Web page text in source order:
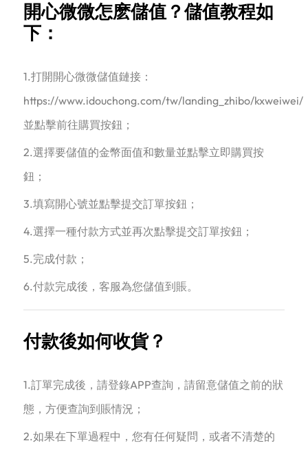
開心微微怎麽儲值？儲值教程如
下：
1.打開開心微微儲值鏈接：
https://www.idouchong.com/tw/landing_zhibo/kxweiwei/
並點擊前往購買按鈕；
2.選擇要儲值的金幣面值和數量並點擊立即購買按
鈕；
3.填寫開心號並點擊提交訂單按鈕；
4.選擇一種付款方式並再次點擊提交訂單按鈕；
5.完成付款；
6.付款完成後，客服為您儲值到賬。
付款後如何收貨？
1.訂單完成後，請登錄APP查詢，請留意儲值之前的狀
態，方便查詢到賬情況；
2.如果在下單過程中，您有任何疑問，或者不清楚的